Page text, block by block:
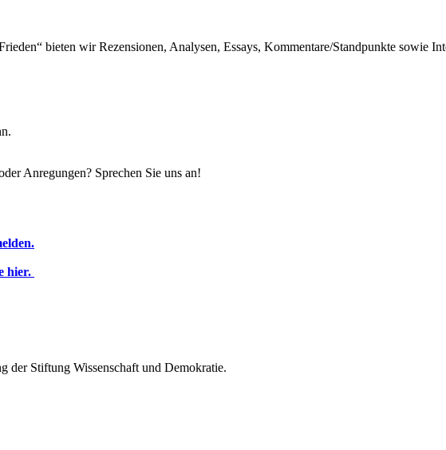
bieten wir Rezensionen, Analysen, Essays, Kommentare/Standpunkte sowie
Anregungen? Sprechen Sie uns an!
hier.
der Stiftung Wissenschaft und Demokratie.